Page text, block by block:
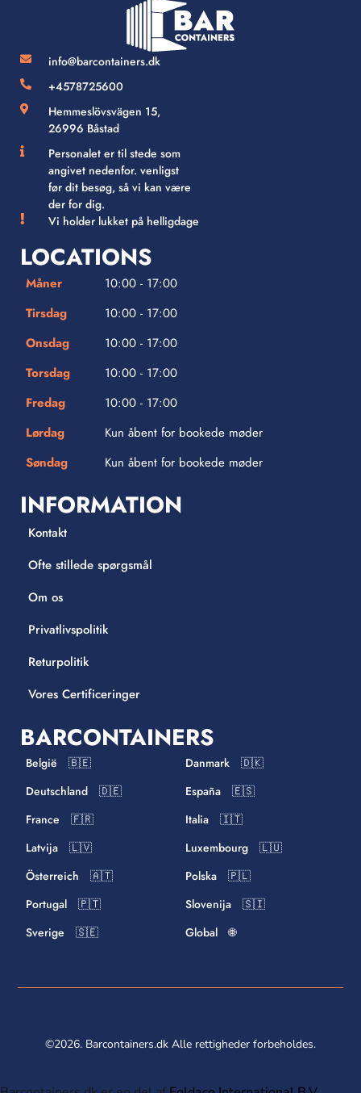
info@barcontainers.dk
+4578725600
Hemmeslövsvägen 15,
26996 Båstad
Personalet er til stede som
angivet nedenfor. venligst
før dit besøg, så vi kan være
der for dig.
Vi holder lukket på helligdage
LOCATIONS
Måner
10:00 - 17:00
Tirsdag
10:00 - 17:00
Onsdag
10:00 - 17:00
Torsdag
10:00 - 17:00
Fredag
10:00 - 17:00
Lørdag
Kun åbent for bookede møder
Søndag
Kun åbent for bookede møder
INFORMATION
Kontakt
Ofte stillede spørgsmål
Om os
Privatlivspolitik
Returpolitik
Vores Certificeringer
BARCONTAINERS
België 🇧🇪
Danmark 🇩🇰
Deutschland 🇩🇪
España 🇪🇸
France 🇫🇷
Italia 🇮🇹
Latvija 🇱🇻
Luxembourg 🇱🇺
Österreich 🇦🇹
Polska 🇵🇱
Portugal 🇵🇹
Slovenija 🇸🇮
Sverige 🇸🇪
Global 🌐
©2026. Barcontainers.dk Alle rettigheder forbeholdes.